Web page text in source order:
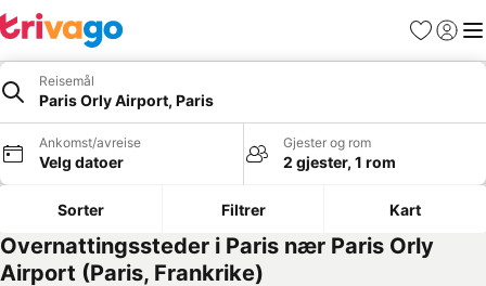
Favoritter
Logg
Reisemål
Paris Orly Airport, Paris
Ankomst/avreise
Velg datoer
Gjester og rom
2 gjester, 1 rom
Sorter Filtrer Kart
Overnattingssteder i Paris nær Paris Orly
Airport (Paris, Frankrike)